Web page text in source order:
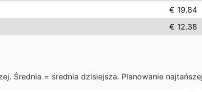
€ 19.84
€ 12.38
Średnia = średnia dzisiejsza. Planowanie